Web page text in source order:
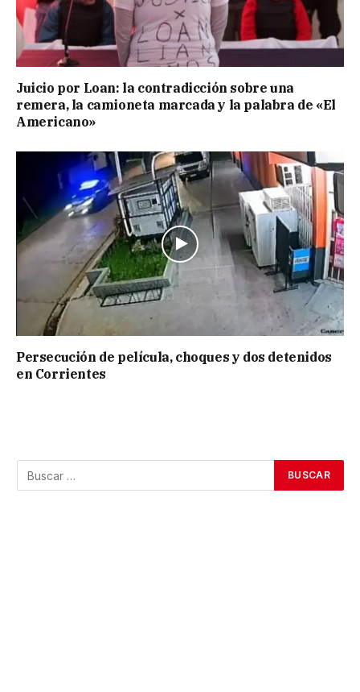
Juicio por Loan: la contradicción sobre una
remera, la camioneta marcada y la palabra de «El
Americano»
Persecución de película, choques y dos detenidos
en Corrientes